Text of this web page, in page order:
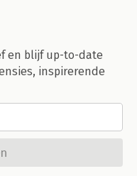
en blijf up-to-date
inspirerende